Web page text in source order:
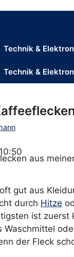
Technik &
Technik &
gut aus
durch Hitze
ist zuerst
Waschmittel
der Fleck